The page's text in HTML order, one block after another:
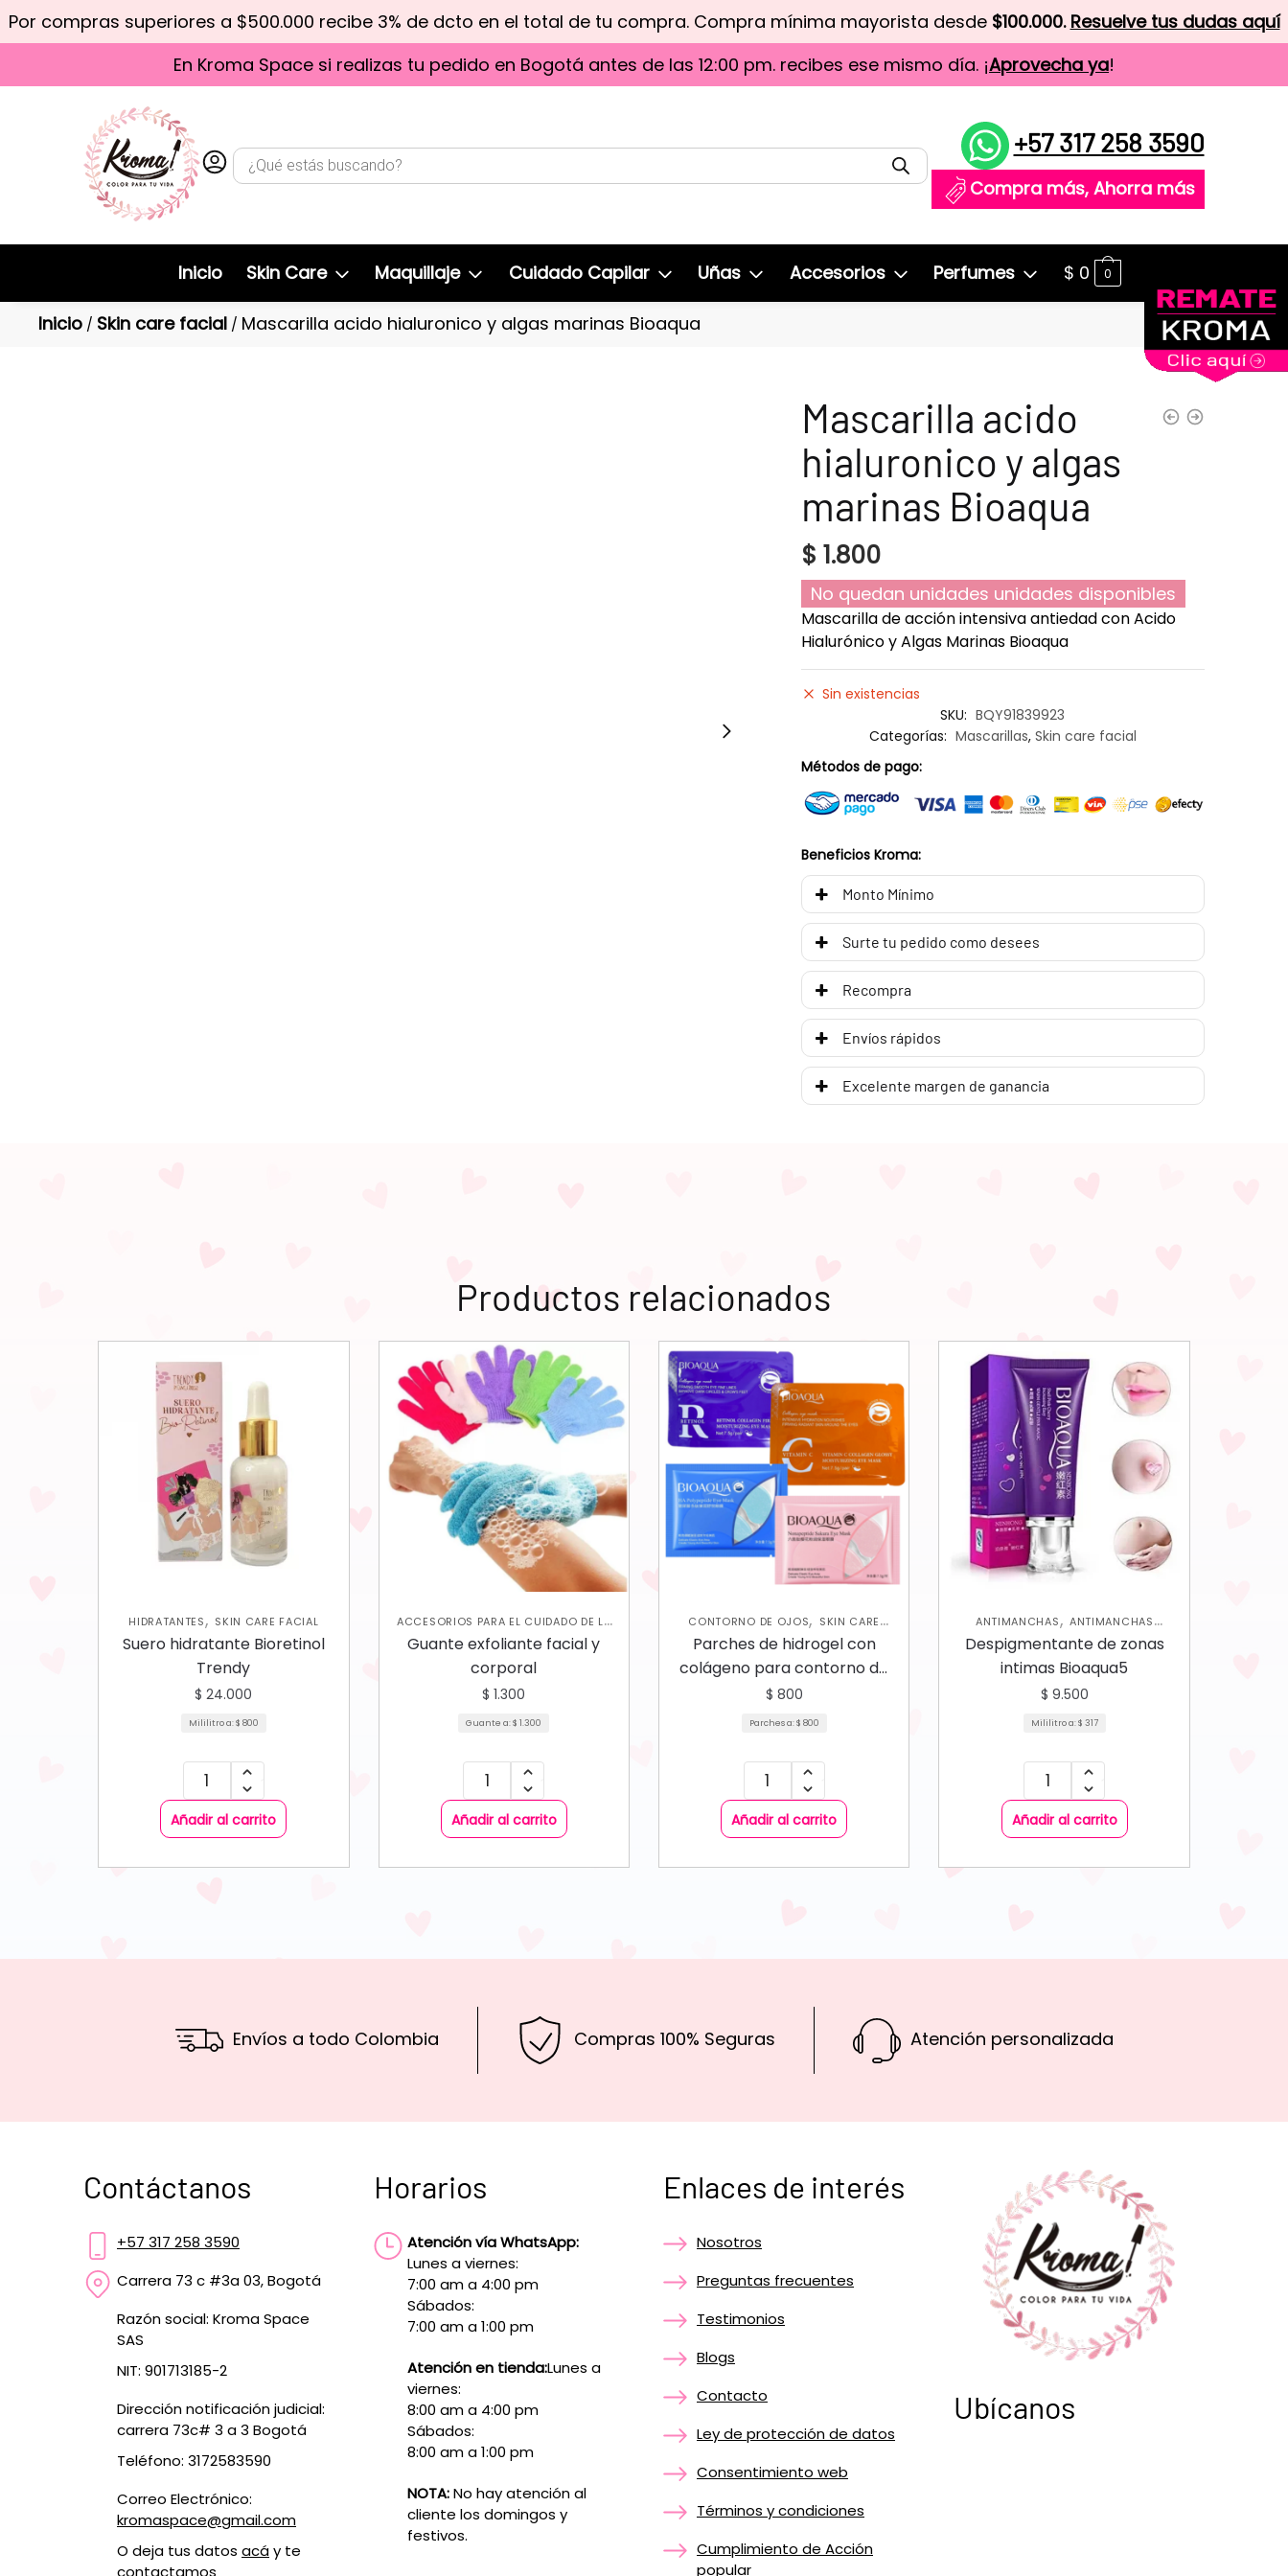
Por compras superiores a $500.000 recibe 3% de dcto en el total de tu compra. Compra mínima mayorista desde $100.000. Resuelve tus dudas aquí
En Kroma Space si realizas tu pedido en Bogotá antes de las 12:00 pm. recibes ese mismo día. ¡Aprovecha ya!
+57 317 258 3590
Compra más, Ahorra más
Inicio Skin Care Maquillaje Cuidado Capilar Uñas Accesorios Perfumes $ 0 0
Inicio / Skin care facial / Mascarilla acido hialuronico y algas marinas Bioaqua
Mascarilla acido
hialuronico y algas
marinas Bioaqua
$ 1.800
No quedan unidades unidades disponibles
Mascarilla de acción intensiva antiedad con Acido
Hialurónico y Algas Marinas Bioaqua
Sin existencias
SKU: BQY91839923
Categorías: Mascarillas, Skin care facial
Métodos de pago:
Beneficios Kroma:
Monto Mínimo
Surte tu pedido como desees
Recompra
Envíos rápidos
Excelente margen de ganancia
Productos relacionados
HIDRATANTES, SKIN CARE FACIAL
Suero hidratante Bioretinol
Trendy
$ 24.000
Mililitro a:$ 800
Añadir al carrito
ACCESORIOS PARA EL CUIDADO DE LA
PIEL,EXFOLIANTES CORPORALES,
, SKIN CARE
CORPORAL,SKIN CARE FACIAL
Guante exfoliante facial y
corporal
$ 1.300
Guante a:$ 1.300
Añadir al carrito
CONTORNO DE OJOS, SKIN CARE
FACIAL
Parches de hidrogel con
colágeno para contorno de
ojos
$ 800
Parches a:$ 800
Añadir al carrito
ANTIMANCHAS, ANTIMANCHAS
CORPORAL,SKIN CARE CORPORAL,
SKIN CARE FACIAL
Despigmentante de zonas
intimas Bioaqua5
$ 9.500
Mililitro a:$ 317
Añadir al carrito
Envíos a todo Colombia Compras 100% Seguras Atención personalizada
Contáctanos
+57 317 258 3590
Carrera 73 c #3a 03, Bogotá
Razón social: Kroma Space
SAS
NIT: 901713185-2
Dirección notificación judicial:
carrera 73c# 3 a 3 Bogotá
Teléfono: 3172583590
Correo Electrónico:
kromaspace@gmail.com
O deja tus datos acáy te
contactamos
Horarios
Atención vía WhatsApp:
Lunes a viernes:
7:00 am a 4:00 pm
Sábados:
7:00 am a 1:00 pm
Atención en tienda:Lunes a
viernes:
8:00 am a 4:00 pm
Sábados:
8:00 am a 1:00 pm
NOTA:No hay atención al
cliente los domingos y
festivos.
Enlaces de interés
Nosotros
Preguntas frecuentes
Testimonios
Blogs
Contacto
Ley de protección de datos
Consentimiento web
Términos y condiciones
Cumplimiento de Acción
popular
Ubícanos